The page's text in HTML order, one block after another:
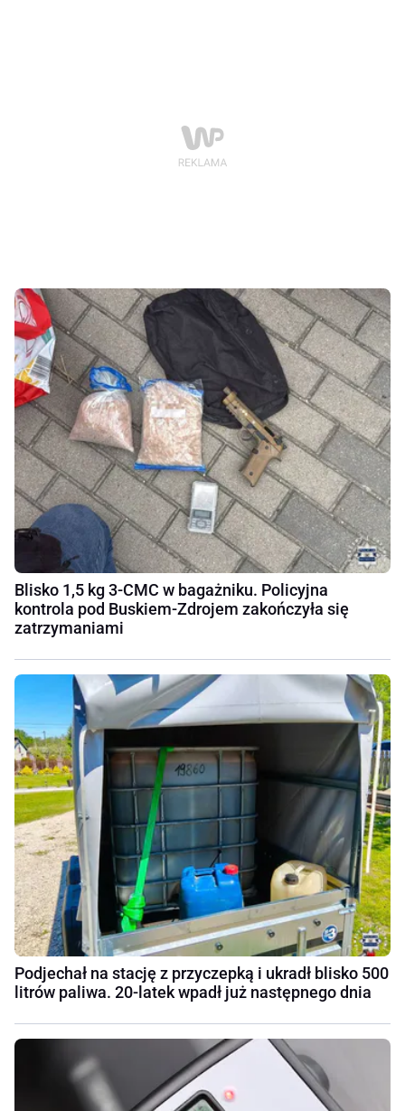
Blisko 1,5 kg 3-CMC w bagażniku. Policyjna
kontrola pod Buskiem-Zdrojem zakończyła się
zatrzymaniami
Podjechał na stację z przyczepką i ukradł blisko 500
litrów paliwa. 20-latek wpadł już następnego dnia